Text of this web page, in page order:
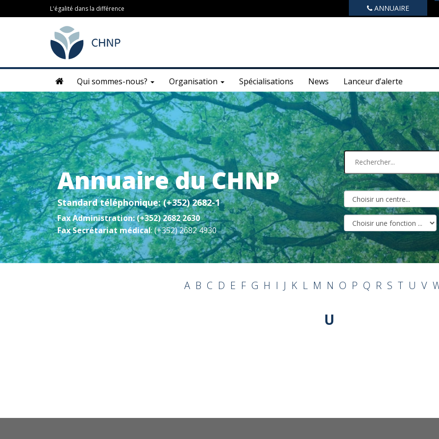
L'égalité dans la différence ANNUAIRE
Qui sommes-nous? Organisation Spécialisations News Lanceur d’alerte
Annuaire du CHNP
Standard téléphonique: (+352) 2682-1
Fax Administration: (+352) 2682 2630
Fax Secrétariat médical: (+352) 2682 4930
A B C D E F G H I J K L M N O P Q R S T U V
U